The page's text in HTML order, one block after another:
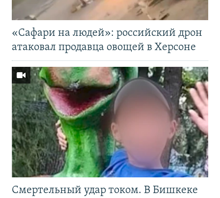
«Cафари на людей»: российский дрон
атаковал продавца овощей в Херсоне
Смертельный удар током. В Бишкеке